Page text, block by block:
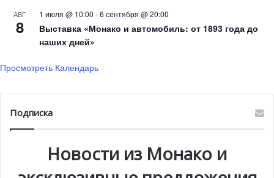
Широко распространённое в связи с санитарным
кризисом ношение масок и перчаток, рекомендованное
поведения — выбрасыванию этих предметов
индивидуальной защиты на дороги и улицы княжества.
АВГ
8
1 июля @ 10:00 -6 сентября @ 20:00
Выставка «Монако и автомобиль: от 1893 года до
наших дней»
Просмотреть Календарь
Подписка
Новости из Монако и